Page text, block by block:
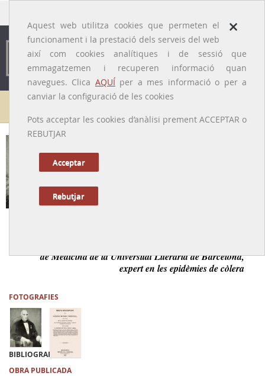
×
Aquest web utilitza cookies que permeten el
funcionament i la prestació dels serveis del web
així com cookies analítiques i de sessió que
emmagatzemen i recuperen informació quan
navegues. Clica AQUÍper a mes informació o per a
canviar la configuració de les cookies
Pots acceptar les cookies d’anàlisi prement ACCEPTAR o
REBUTJAR
Acceptar
Rebutjar
Galeria de metges
de Medicina de la Universitat Literària de Barcelona,
expert en les epidèmies de còlera
FOTOGRAFIES
BIBLIOGRAFIA
OBRA PUBLICADA